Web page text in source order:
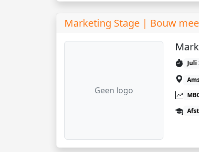
Marketing Stage | Bouw
Geen logo
Juli